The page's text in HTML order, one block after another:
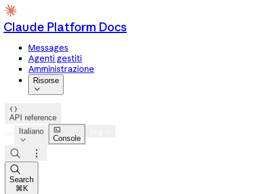
Claude Platform Docs
Messages
Agenti gestiti
Amministrazione
Risorse


API reference
Italiano


Console



Search
⌘K